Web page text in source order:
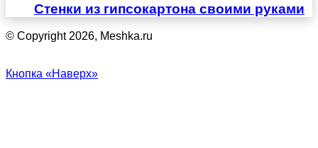
Стенки из гипсокартона своими руками
© Copyright 2026, Meshka.ru
Кнопка «Наверх»